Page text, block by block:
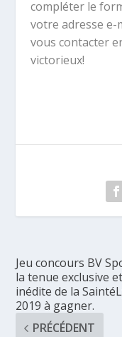
compléter le
votre adresse
vous contacter
victorieux!
Jeu concours BV
la tenue exclusive et
inédite de la
2019 à gagner.
PRÉCÉDENT